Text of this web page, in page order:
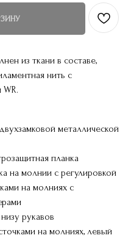
из ткани в составе,
нить с
металлической
планка
на молнии с регулировкой
на молниях с
рукавов
на молниях, левый